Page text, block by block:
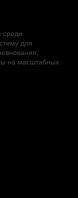
среди
для
на масштабных